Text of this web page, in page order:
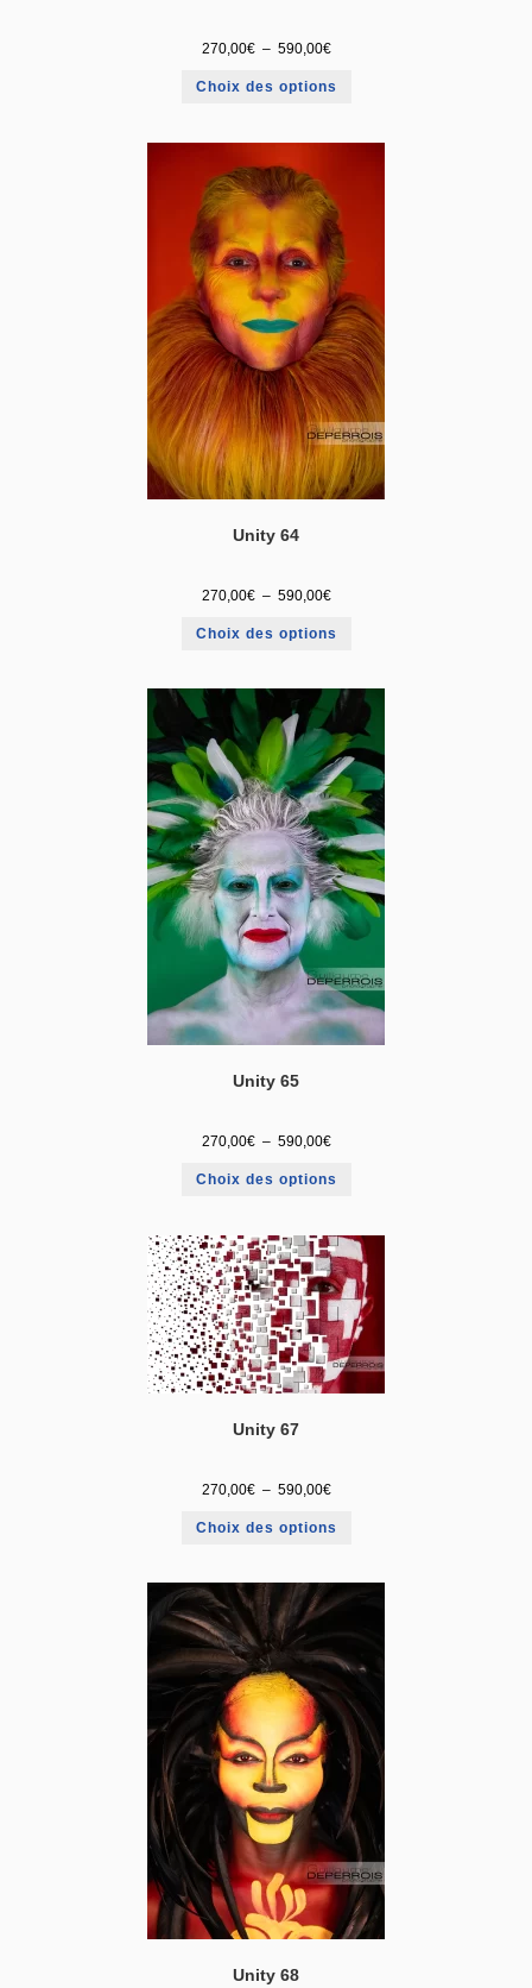
270,00€ – 590,00€
Choix des options
Unity 64
270,00€ – 590,00€
Choix des options
Unity 65
270,00€ – 590,00€
Choix des options
Unity 67
270,00€ – 590,00€
Choix des options
Unity 68